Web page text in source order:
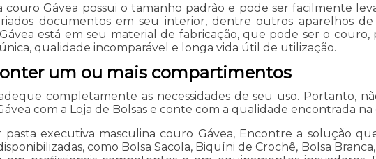
couro Gávea possui o tamanho padrão e pode ser facilmente
documentos em seu interior, dentre outros aparelhos
está em seu material de fabricação, que pode ser o
qualidade incomparável e longa vida útil de utilização.
um ou mais compartimentos
completamente as necessidades de seu uso. Portanto,
com a Loja de Bolsas e conte com a qualidade encontrada na
executiva masculina couro Gávea, Encontre a solução
como Bolsa Sacola, Biquíni de Crochê, Bolsa